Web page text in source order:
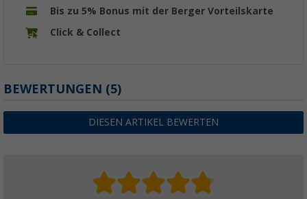
Bis zu 5% Bonus mit der Berger Vorteilskarte
Click & Collect
BEWERTUNGEN (5)
DIESEN ARTIKEL BEWERTEN